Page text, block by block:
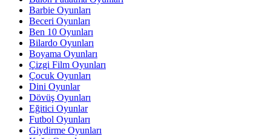
Barbie Oyunları
Beceri Oyunları
Ben 10 Oyunları
Bilardo Oyunları
Boyama Oyunları
Çizgi Film Oyunları
Çocuk Oyunları
Dini Oyunlar
Dövüş Oyunları
Eğitici Oyunlar
Futbol Oyunları
Giydirme Oyunları